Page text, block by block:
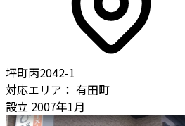
坪町丙2042-1
対応エリア： 有田町
設立 2007年1月